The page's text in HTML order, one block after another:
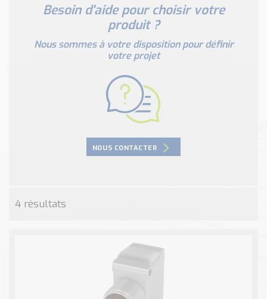
Nos Réalisations
Conseils et Actualités
Catalogue des essentiels pour les brasseries et micro-
Besoin d'aide pour choisir votre
produit ?
Nous sommes à votre disposition pour définir
votre projet
NOUS CONTACTER
4 résultats